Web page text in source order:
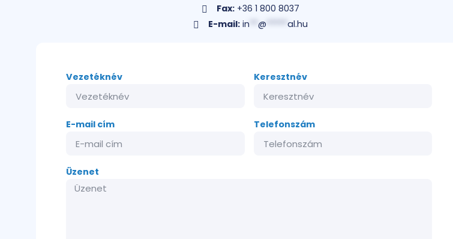
Fax: +36 1 800 8037
E-mail: in @ ***** al.hu
Vezetéknév Keresztnév
E-mail cím Telefonszám
Üzenet